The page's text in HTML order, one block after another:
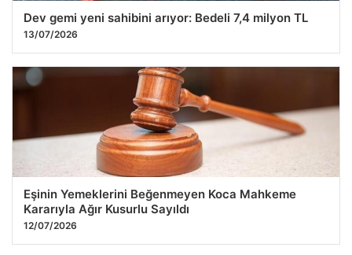
Dev gemi yeni sahibini arıyor: Bedeli 7,4 milyon TL
13/07/2026
Eşinin Yemeklerini Beğenmeyen Koca Mahkeme
Kararıyla Ağır Kusurlu Sayıldı
12/07/2026